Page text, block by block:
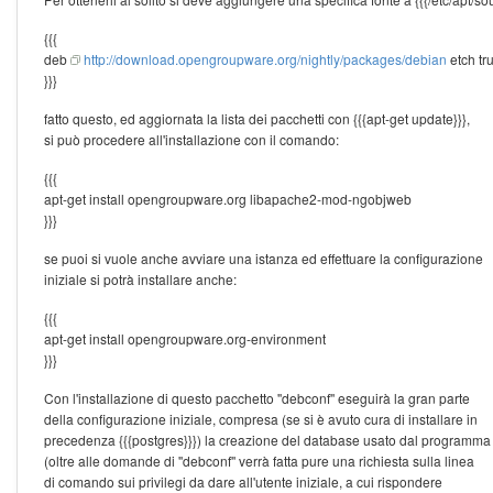
{{{
deb
http://download.opengroupware.org/nightly/packages/debian etch
}}}
fatto questo, ed aggiornata la lista dei pacchetti con {{{apt-get update}}},
si può procedere all'installazione con il comando:
{{{
apt-get install opengroupware.org libapache2-mod-ngobjweb
}}}
se puoi si vuole anche avviare una istanza ed effettuare la configurazione
iniziale si potrà installare anche:
{{{
apt-get install opengroupware.org-environment
}}}
Con l'installazione di questo pacchetto ''debconf'' eseguirà la gran parte
della configurazione iniziale, compresa (se si è avuto cura di installare in
precedenza {{{postgres}}}) la creazione del database usato dal programma
(oltre alle domande di ''debconf'' verrà fatta pure una richiesta sulla linea
di comando sui privilegi da dare all'utente iniziale, a cui rispondere